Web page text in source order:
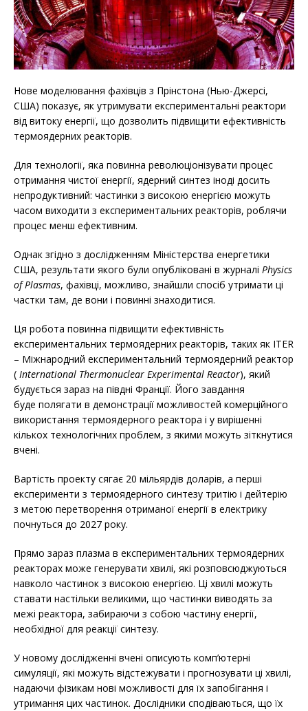
Нове моделювання фахівців з Прінстона (Нью-Джерсі,
США) показує, як утримувати експериментальні реактори
від витоку енергії, що дозволить підвищити ефективність
термоядерних реакторів.
Для технології, яка повинна революціонізувати процес
отримання чистої енергії, ядерний синтез іноді досить
непродуктивний: частинки з високою енергією можуть
часом виходити з експериментальних реакторів, роблячи
процес менш ефективним.
Однак згідно з дослідженням Міністерства енергетики
США, результати якого були опубліковані в журналі Physics
of Plasmas, фахівці, можливо, знайшли спосіб утримати ці
частки там, де вони і повинні знаходитися.
Ця робота повинна підвищити ефективність
експериментальних термоядерних реакторів, таких як ITER
– Міжнародний експериментальний термоядерний реактор
( International Thermonuclear Experimental Reactor), який
будується зараз на півдні Франції. Його завдання
буде полягати в демонстрації можливостей комерційного
використання термоядерного реактора і у вирішенні
кількох технологічних проблем, з якими можуть зіткнутися
вчені.
Вартість проекту сягає 20 мільярдів доларів, а перші
експерименти з термоядерного синтезу тритію і дейтерію
з метою перетворення отриманої енергії в електрику
почнуться до 2027 року.
Прямо зараз плазма в експериментальних термоядерних
реакторах може генерувати хвилі, які розповсюджуються
навколо частинок з високою енергією. Ці хвилі можуть
ставати настільки великими, що частинки виводять за
межі реактора, забираючи з собою частину енергії,
необхідної для реакції синтезу.
У новому дослідженні вчені описують комп’ютерні
симуляції, які можуть відстежувати і прогнозувати ці хвилі,
надаючи фізикам нові можливості для їх запобігання і
утримання цих частинок. Дослідники сподіваються, що їх